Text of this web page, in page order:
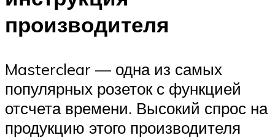
производителя
Masterclear — одна из самых
популярных розеток с функцией
отсчета времени. Высокий спрос на
продукцию этого производителя